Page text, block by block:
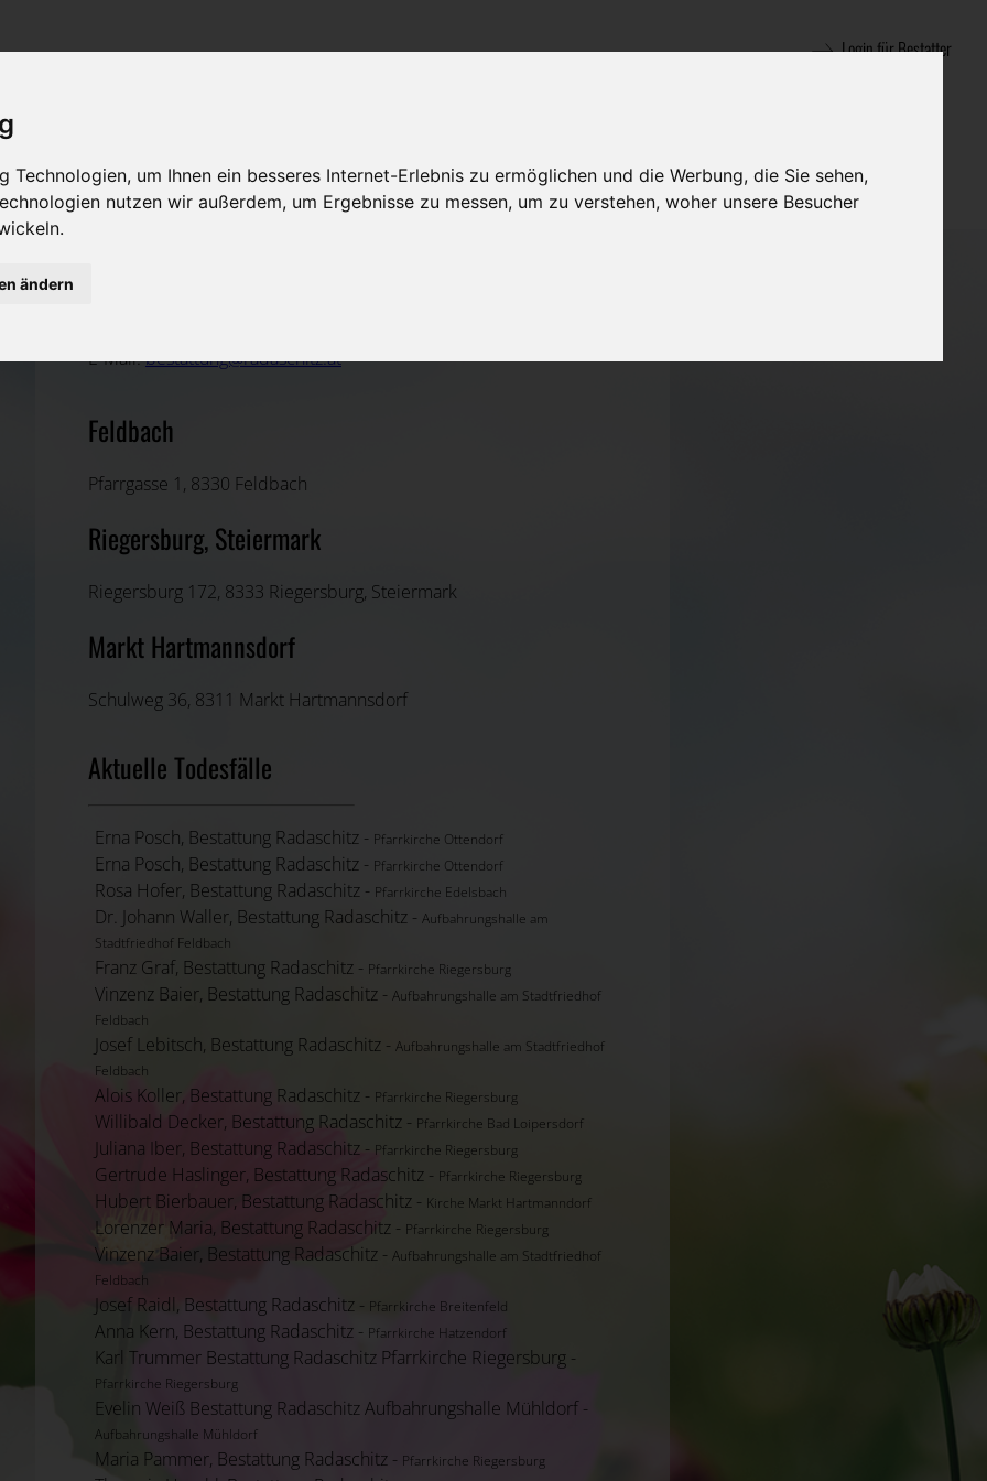
um Ihnen ein besseres Internet-Erlebnis zu ermöglichen und die Werbung, die Sie sehen,
nutzen wir außerdem, um Ergebnisse zu messen, um zu verstehen, woher unsere Besucher
ändern
Login für Bestatter
E-Mail:bestattung@radaschitz.at
Feldbach
Pfarrgasse 1, 8330 Feldbach
Riegersburg, Steiermark
Riegersburg 172, 8333 Riegersburg, Steiermark
Markt Hartmannsdorf
Schulweg 36, 8311 Markt Hartmannsdorf
Aktuelle Todesfälle
Erna Posch, Bestattung Radaschitz - Pfarrkirche Ottendorf
Erna Posch, Bestattung Radaschitz - Pfarrkirche Ottendorf
Rosa Hofer, Bestattung Radaschitz - Pfarrkirche Edelsbach
Dr. Johann Waller, Bestattung Radaschitz - Aufbahrungshalle am
Stadtfriedhof Feldbach
Franz Graf, Bestattung Radaschitz - Pfarrkirche Riegersburg
Vinzenz Baier, Bestattung Radaschitz - Aufbahrungshalle am Stadtfriedhof
Feldbach
Josef Lebitsch, Bestattung Radaschitz - Aufbahrungshalle am Stadtfriedhof
Feldbach
Alois Koller, Bestattung Radaschitz - Pfarrkirche Riegersburg
Willibald Decker, Bestattung Radaschitz - Pfarrkirche Bad Loipersdorf
Juliana Iber, Bestattung Radaschitz - Pfarrkirche Riegersburg
Gertrude Haslinger, Bestattung Radaschitz - Pfarrkirche Riegersburg
Hubert Bierbauer, Bestattung Radaschitz - Kirche Markt Hartmanndorf
Lorenzer Maria, Bestattung Radaschitz - Pfarrkirche Riegersburg
Vinzenz Baier, Bestattung Radaschitz - Aufbahrungshalle am Stadtfriedhof
Feldbach
Josef Raidl, Bestattung Radaschitz - Pfarrkirche Breitenfeld
Anna Kern, Bestattung Radaschitz - Pfarrkirche Hatzendorf
Karl Trummer Bestattung Radaschitz Pfarrkirche Riegersburg -
Pfarrkirche Riegersburg
Evelin Weiß Bestattung Radaschitz Aufbahrungshalle Mühldorf -
Aufbahrungshalle Mühldorf
Maria Pammer, Bestattung Radaschitz - Pfarrkirche Riegersburg
Leistungen des Bestatters